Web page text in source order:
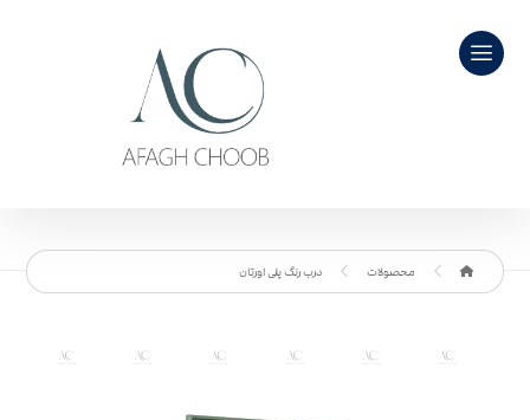
محصولات درب رنگ پلی اورتان